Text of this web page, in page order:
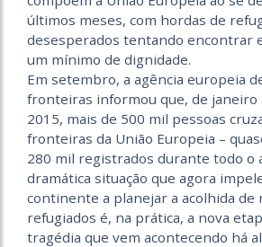
últimos meses, com hordas de
desesperados tentando encontrar
um mínimo de dignidade.
Em setembro, a agência europeia
fronteiras informou que, de janeiro
2015, mais de 500 mil pessoas
fronteiras da União Europeia –
280 mil registrados durante todo o
dramática situação que agora
continente a planejar a acolhida de
refugiados é, na prática, a nova
tragédia que vem acontecendo há